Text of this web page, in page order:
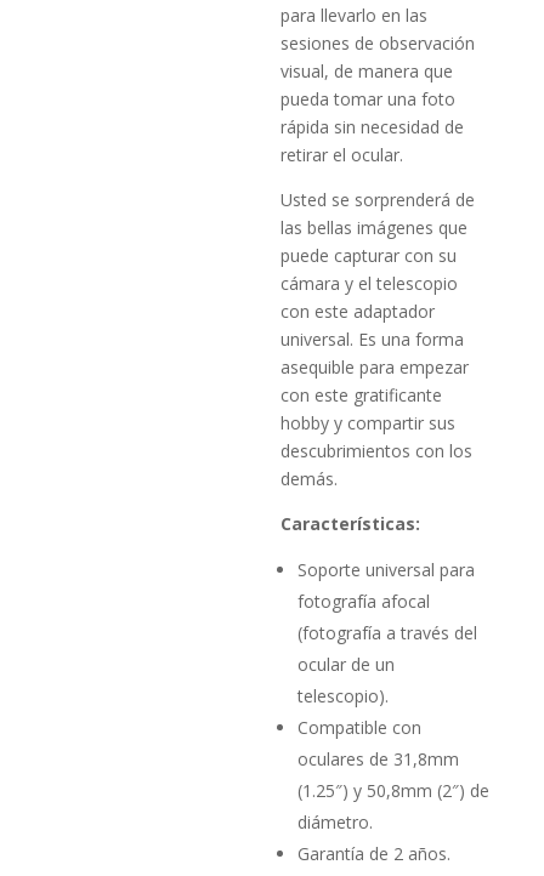
para llevarlo en las
sesiones de observación
visual, de manera que
pueda tomar una foto
rápida sin necesidad de
retirar el ocular.
Usted se sorprenderá de
las bellas imágenes que
puede capturar con su
cámara y el telescopio
con este adaptador
universal. Es una forma
asequible para empezar
con este gratificante
hobby y compartir sus
descubrimientos con los
demás.
Características:
Soporte universal para
fotografía afocal
(fotografía a través del
ocular de un
telescopio).
Compatible con
oculares de 31,8mm
(1.25″) y 50,8mm (2″) de
diámetro.
Garantía de 2 años.